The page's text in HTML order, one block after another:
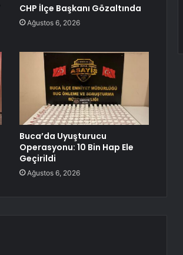
CHP İlçe Başkanı Gözaltında
Ağustos 6, 2026
Buca’da Uyuşturucu
Operasyonu: 10 Bin Hap Ele
Geçirildi
Ağustos 6, 2026